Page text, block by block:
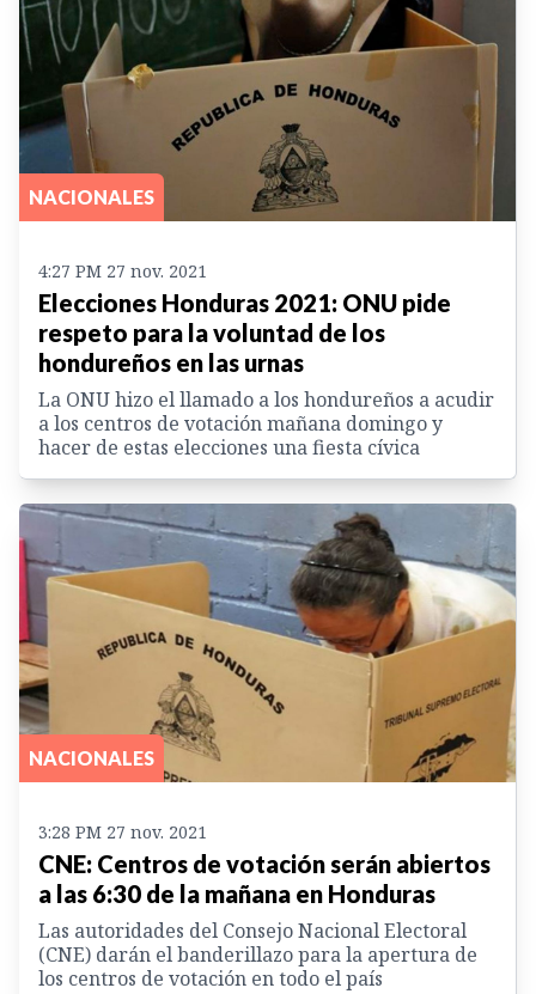
NACIONALES
4:27 PM 27 nov. 2021
Elecciones Honduras 2021: ONU pide
respeto para la voluntad de los
hondureños en las urnas
La ONU hizo el llamado a los hondureños a acudir
a los centros de votación mañana domingo y
hacer de estas elecciones una fiesta cívica
NACIONALES
3:28 PM 27 nov. 2021
CNE: Centros de votación serán abiertos
a las 6:30 de la mañana en Honduras
Las autoridades del Consejo Nacional Electoral
(CNE) darán el banderillazo para la apertura de
los centros de votación en todo el país